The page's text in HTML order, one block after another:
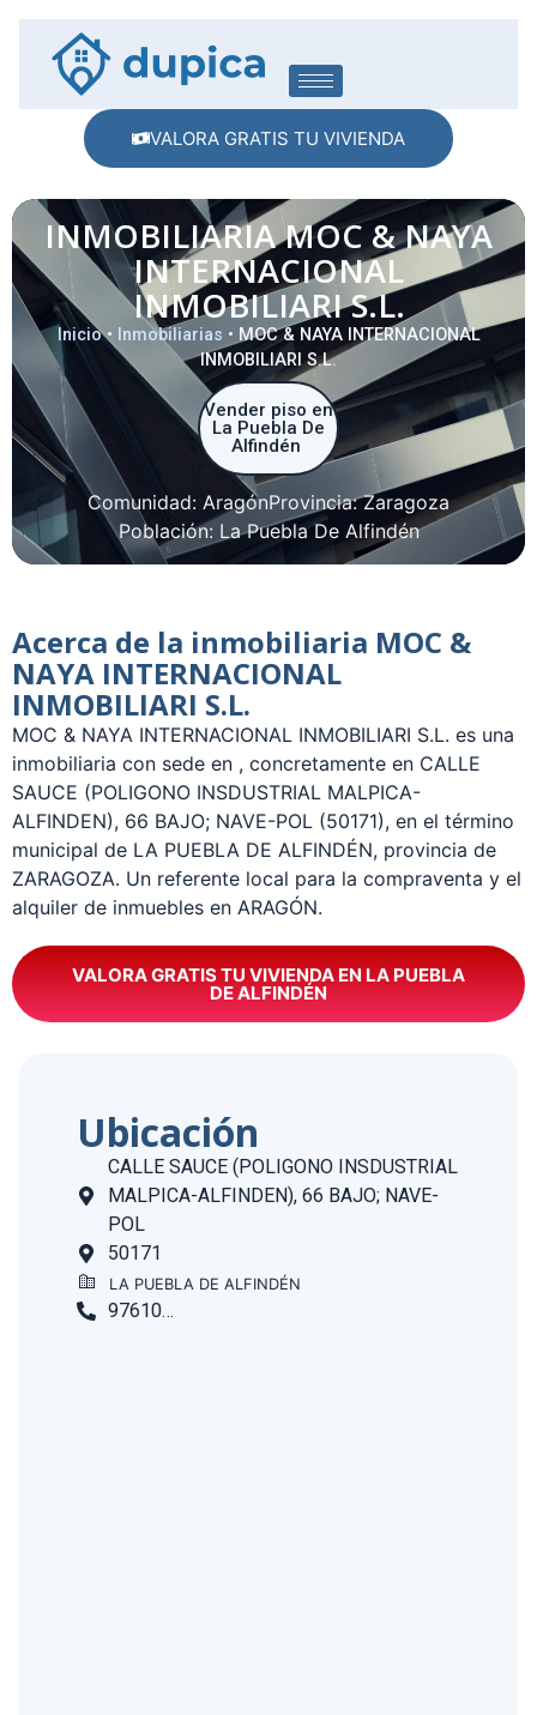
VALORA GRATIS TU VIVIENDA
INMOBILIARIA MOC & NAYA
INTERNACIONAL
INMOBILIARI S.L.
Inicio• Inmobiliarias • MOC & NAYA INTERNACIONAL
INMOBILIARI S.L.
Vender piso en
La Puebla De
Alfindén
Comunidad: AragónProvincia:Zaragoza
Población: La Puebla De Alfindén
Acerca de la inmobiliaria MOC &
NAYA INTERNACIONAL
INMOBILIARI S.L.
­MOC & NAYA INTERNACIONAL INMOBILIARI S.L. es una
inmobiliaria con sede en , concretamente en CALLE
SAUCE (POLIGONO INSDUSTRIAL MALPICA-
ALFINDEN), 66 BAJO; NAVE-POL (50171), en el término
municipal de LA PUEBLA DE ALFINDÉN, provincia de
ZARAGOZA. Un referente local para la compraventa y el
alquiler de inmuebles en ARAGÓN.
VALORA GRATIS TU VIVIENDA EN LA PUEBLA
DE ALFINDÉN
Ubicación
CALLE SAUCE (POLIGONO INSDUSTRIAL
MALPICA-ALFINDEN), 66 BAJO; NAVE-
POL
50171
LA PUEBLA DE ALFINDÉN
976108932